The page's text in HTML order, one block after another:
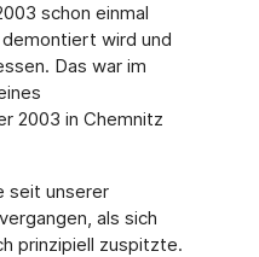
schon einmal
wird und
Das war im
2003 in Chemnitz
seit unserer
als sich
prinzipiell zuspitzte.